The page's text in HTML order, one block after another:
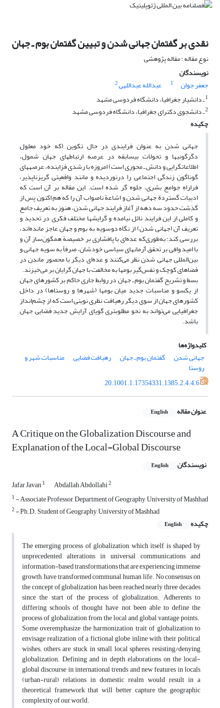
نقدی بر گفتمان جهانی ‏شدن و تبیین گفتمان بوم ـ جهان
نوع مقاله : مقاله پژوهشی
نویسندگان
جعفر جوان
1 عبدالله عبداللهی2
1ـ دانشیار جغرافیا، دانشگاه فردوسی مشهد
2ـ دانشجوی دکترای جغرافیا، دانشگاه فردوسی مشهد
چکیده
جهانی‏ شدن به عنوان فرایندی در حال تکوین (که خود معلول
دگرگونیها و تحولات بی‏سابقه در عرصه ارتباطهای جهان‏ شمول،
اطلاعات‏گرایی و دانش ـ محوری است) امروزه با رشدی فزاینده، عرصه‏های
گوناگونِ زندگی اجتماعی را درنوردیده و مانند واقعیتی گریزناپذیر،
فراراهِ جوامع بشری، جلوه ‏گر شده است. این مقاله بر آن است که
ادبیات گستردة جهانی شدن و اشاعة ناصواب آن را که هم اکنون پس از
گذشت حدود سه دهه از آغاز فرایند جهانی شدن، هنوز به تعریف جامع
و کاملی از این فرایند نائل نیامده و گرایشها مختلف فکری در تحدید و
تعریف آن (جهانی شدن) از نگاه دوسویه به بوم و جهان عاجز مانده‌اند،
بررسی کند؛ به‌طوری‌که عده‌ای با پافشاری بر خصیصة همگون‌ساز آن و
با امید وافی بر تحقق آرمانهای سیاسی خودشان، صرفاً به سویه جهانی و
بین‌المللی جهانی شدن نظر می‌کنند و عده‌ای دیگر با محصور ماندن در
فضاهای کوچک و نفس‌گیر بومها به مخالفت با جهان گرایان بر می‌خیزند.
بسط و تشریح گفتمان بوم ـ جهان در روابط جاری حاکم بر کشورهای جهان
از یکسو و مناسبات جدید میان بومها (شهرها و روستاها) در داخل
کشورهای جهان از سوی دیگر رهیافت نظری نوینی است که از چشم‌انداز
جغرافیایی می‌تواند به نحو مطلوبتری گویای آرایش جدید فضایی جهان
باشد.
کلیدواژه‌ها
جهانی ‏شدن
گفتمان بوم ـ جهان رهیافت فضایی مناسبات شهر و
روستا
20.1001.1.17354331.1385.2.4.4.6
عنوان مقاله English
A Critique on the Globalization Discourse and
Explanation of the Local-Global Discourse
نویسندگان English
Jafar Javan1 Abdallah Abdollahi2
1 - Associate Professor, Department of Geography, University of Mashhad
2 - Ph.D. Student of Geography, University of Mashhad
چکیده
English
The emerging process of globalization, which itself is shaped by
unprecedented alterations in universal communications and
information-based transformations that are experiencing immense
growth, have transformed communal human life. No consensus on
the concept of globalization has been reached nearly three decades
since the start of the process of globalization. Adherents to
differing schools of thought have not been able to define the
process of globalization from the local and global vantage points.
Some overemphasize the harmonization trait of globalization to
envisage realization of a fictional globe inline with their political
wishes; others are stuck in small local spheres resisting/denying
globalization. Defining and in depth elaborations on the local-
global discourse in international trends and new features in locals
(urban-rural) relations in domestic realm would result in a
theoretical framework that will better capture the geographic
complexity of our world.